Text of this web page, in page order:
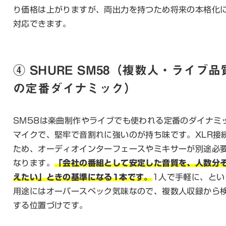
り価格は上がりますが、両出力を持つため将来の本格化
対応できます。
④ SHURE SM58（複数人・ライブ品
の定番ダイナミック）
SM58は楽曲制作やライブでも使われる定番のダイナミ
マイクで、堅牢で音割れに強いのが持ち味です。XLR接
ため、オーディオインターフェースやミキサーが別途必
なります。 「会社の番組として安定した音質を、人数分
えたい」ときの基準になる1本です。1人で手軽に、とい
用途にはオーバースペック気味なので、複数人収録から
する位置づけです。